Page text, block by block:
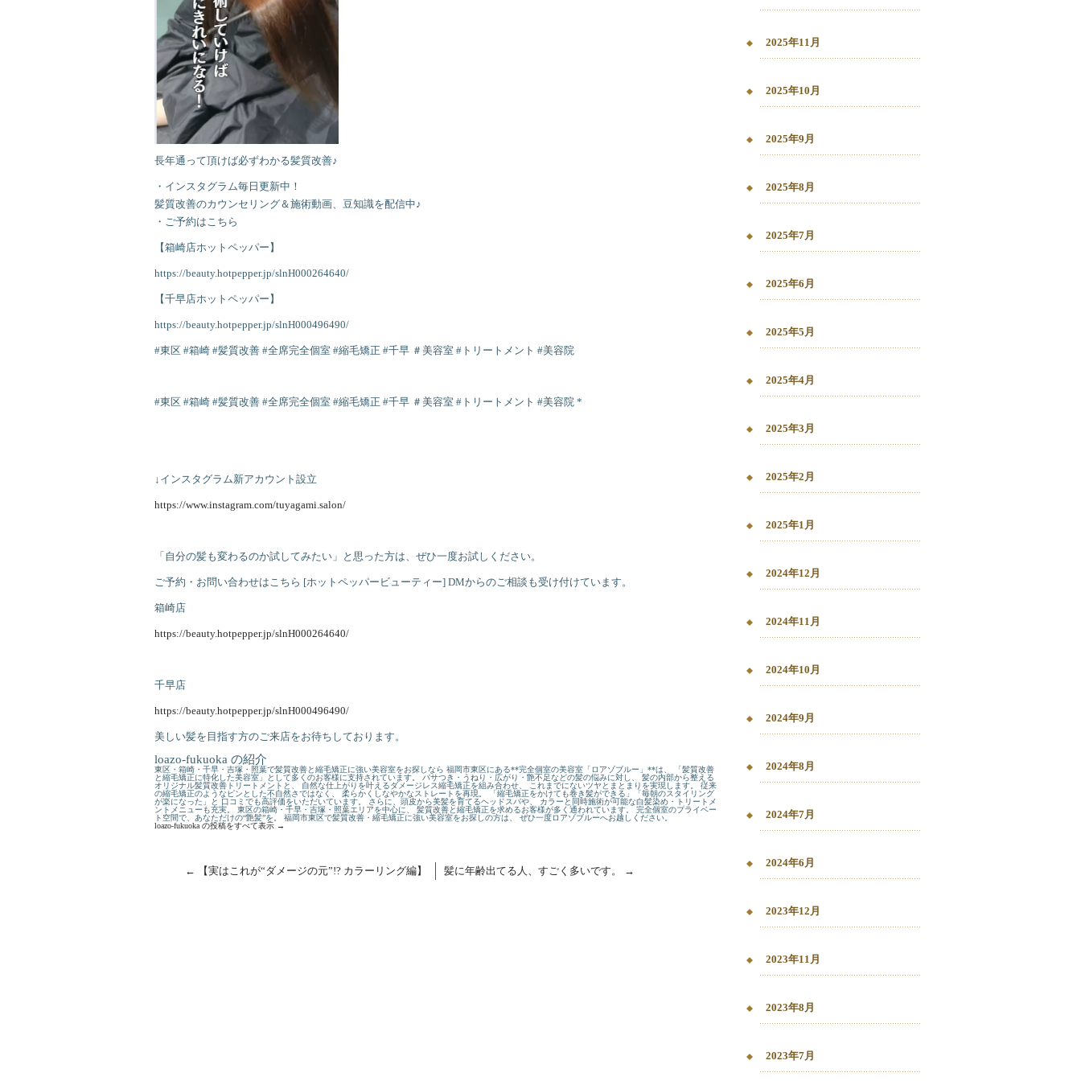
長年通って頂けば必ずわかる髪質改善♪
・インスタグラム毎日更新中！
髪質改善のカウンセリング＆施術動画、豆知識を配信中♪
・ご予約はこちら
【箱崎店ホットペッパー】
https://beauty.hotpepper.jp/slnH000264640/
【千早店ホットペッパー】
https://beauty.hotpepper.jp/slnH000496490/
#東区 #箱崎 #髪質改善 #全席完全個室 #縮毛矯正 #千早 ＃美容室 #トリートメント #美容院
#東区 #箱崎 #髪質改善 #全席完全個室 #縮毛矯正 #千早 ＃美容室 #トリートメント #美容院 *
↓インスタグラム新アカウント設立
https://www.instagram.com/tuyagami.salon/
「自分の髪も変わるのか試してみたい」と思った方は、ぜひ一度お試しください。
ご予約・お問い合わせはこちら [ホットペッパービューティー] DMからのご相談も受け付けています。
箱崎店
https://beauty.hotpepper.jp/slnH000264640/
千早店
https://beauty.hotpepper.jp/slnH000496490/
美しい髪を目指す方のご来店をお待ちしております。
loazo-fukuoka の紹介
東区・箱崎・千早・吉塚・照葉で髪質改善と縮毛矯正に強い美容室をお探しなら 福岡市東区にある**完全個室の美容室「ロアゾブルー」**は、 「髪質改善
と縮毛矯正に特化した美容室」として多くのお客様に支持されています。 パサつき・うねり・広がり・艶不足などの髪の悩みに対し、 髪の内部から整える
オリジナル髪質改善トリートメントと、 自然な仕上がりを叶えるダメージレス縮毛矯正を組み合わせ、 これまでにないツヤとまとまりを実現します。 従来
の縮毛矯正のようなピンとした不自然さではなく、 柔らかくしなやかなストレートを再現。 「縮毛矯正をかけても巻き髪ができる」「毎朝のスタイリング
が楽になった」と 口コミでも高評価をいただいています。 さらに、頭皮から美髪を育てるヘッドスパや、 カラーと同時施術が可能な白髪染め・トリートメ
ントメニューも充実。 東区の箱崎・千早・吉塚・照葉エリアを中心に、 髪質改善と縮毛矯正を求めるお客様が多く通われています。 完全個室のプライベー
ト空間で、あなただけの“艶髪”を。 福岡市東区で髪質改善・縮毛矯正に強い美容室をお探しの方は、 ぜひ一度ロアゾブルーへお越しください。
loazo-fukuoka の投稿をすべて表示 →
← 【実はこれが“ダメージの元”!? カラーリング編】 髪に年齢出てる人、すごく多いです。 →
2025年11月
2025年10月
2025年9月
2025年8月
2025年7月
2025年6月
2025年5月
2025年4月
2025年3月
2025年2月
2025年1月
2024年12月
2024年11月
2024年10月
2024年9月
2024年8月
2024年7月
2024年6月
2023年12月
2023年11月
2023年8月
2023年7月